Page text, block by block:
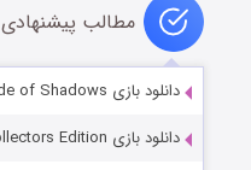
مطالب پیشنهادی
دانلود بازی Dark Angels: Masquerade of Shadows
دانلود بازی The Unseen Fears 2: Outlive Collectors Edition